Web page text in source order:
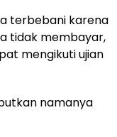
terbebani karena
tidak membayar,
mengikuti ujian
namanya